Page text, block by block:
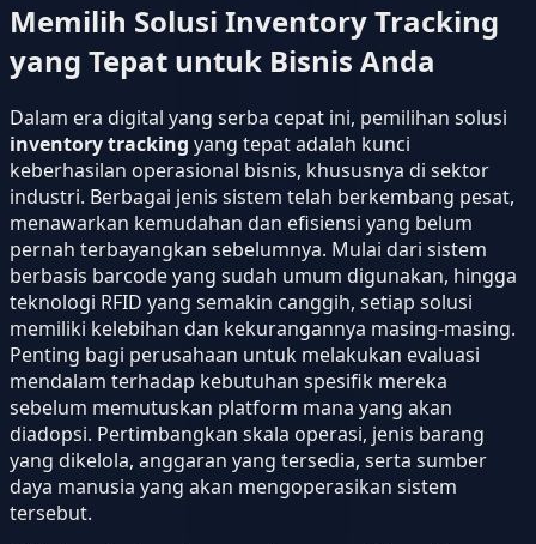
Memilih Solusi Inventory Tracking
yang Tepat untuk Bisnis Anda
Dalam era digital yang serba cepat ini, pemilihan solusi
inventory tracking yang tepat adalah kunci
keberhasilan operasional bisnis, khususnya di sektor
industri. Berbagai jenis sistem telah berkembang pesat,
menawarkan kemudahan dan efisiensi yang belum
pernah terbayangkan sebelumnya. Mulai dari sistem
berbasis barcode yang sudah umum digunakan, hingga
teknologi RFID yang semakin canggih, setiap solusi
memiliki kelebihan dan kekurangannya masing-masing.
Penting bagi perusahaan untuk melakukan evaluasi
mendalam terhadap kebutuhan spesifik mereka
sebelum memutuskan platform mana yang akan
diadopsi. Pertimbangkan skala operasi, jenis barang
yang dikelola, anggaran yang tersedia, serta sumber
daya manusia yang akan mengoperasikan sistem
tersebut.